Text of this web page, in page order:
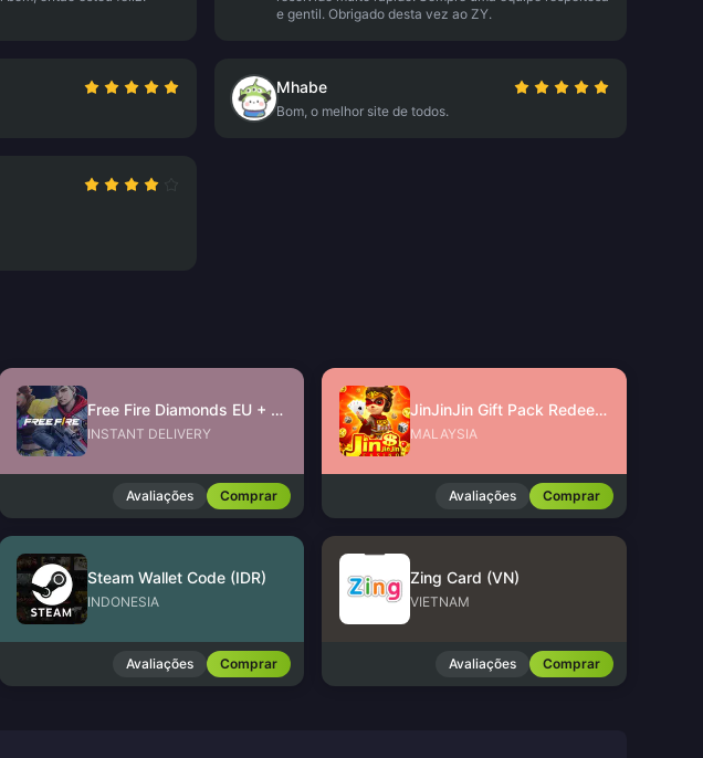
e gentil. Obrigado desta vez ao ZY.
Mhabe
Bom, o melhor site de todos.
Free Fire Diamonds EU + TR
INSTANT DELIVERY
Avaliações Comprar
JinJinJin Gift Pack Redeem Code
MALAYSIA
Avaliações Comprar
Steam Wallet Code (IDR)
INDONESIA
Avaliações Comprar
Zing Card (VN)
VIETNAM
Avaliações Comprar